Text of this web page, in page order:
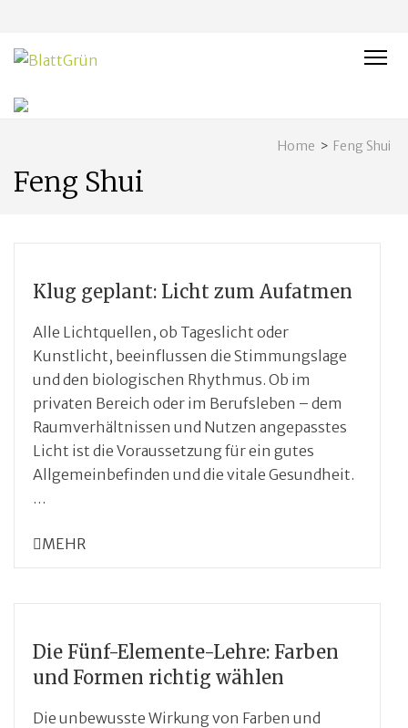
Home > Feng Shui
Feng Shui
Klug geplant: Licht zum Aufatmen
Alle Lichtquellen, ob Tageslicht oder
Kunstlicht, beeinflussen die Stimmungslage
und den biologischen Rhythmus. Ob im
privaten Bereich oder im Berufsleben – dem
Raumverhältnissen und Nutzen angepasstes
Licht ist die Voraussetzung für ein gutes
Allgemeinbefinden und die vitale Gesundheit.
…
MEHR
Die Fünf-Elemente-Lehre: Farben
und Formen richtig wählen
Die unbewusste Wirkung von Farben und